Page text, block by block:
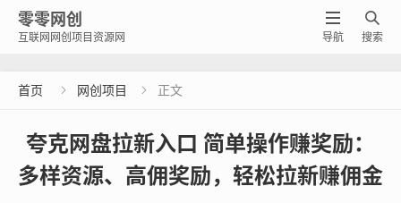
零零网创
互联网网创项目资源网

搜索

导航
首页  网创项目  正文
夸克网盘拉新入口 简单操作赚奖励：
多样资源、高佣奖励，轻松拉新赚佣金